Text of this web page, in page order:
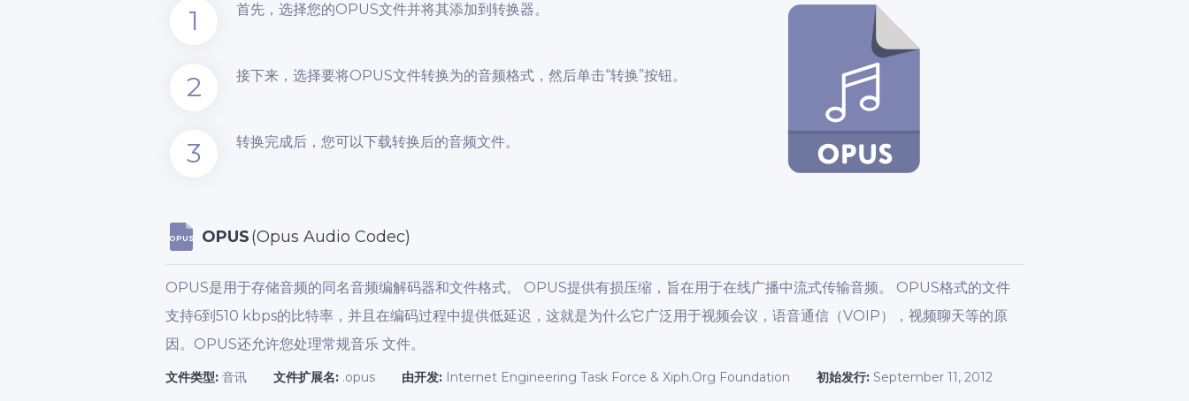
1 首先，选择您的OPUS文件并将其添加到转换器。
2 接下来，选择要将OPUS文件转换为的音频格式，然后单击“转换”按钮。
3 转换完成后，您可以下载转换后的音频文件。
OPUS OPUS(Opus Audio Codec)
OPUS是用于存储音频的同名音频编解码器和文件格式。 OPUS提供有损压缩，旨在用于在线广播中流式传输音频。 OPUS格式的文件
支持6到510 kbps的比特率，并且在编码过程中提供低延迟，这就是为什么它广泛用于视频会议，语音通信（VOIP），视频聊天等的原
因。OPUS还允许您处理常规音乐 文件。
文件类型: 音讯 文件扩展名: .opus 由开发: Internet Engineering Task Force & Xiph.Org Foundation 初始发行: September 11, 2012